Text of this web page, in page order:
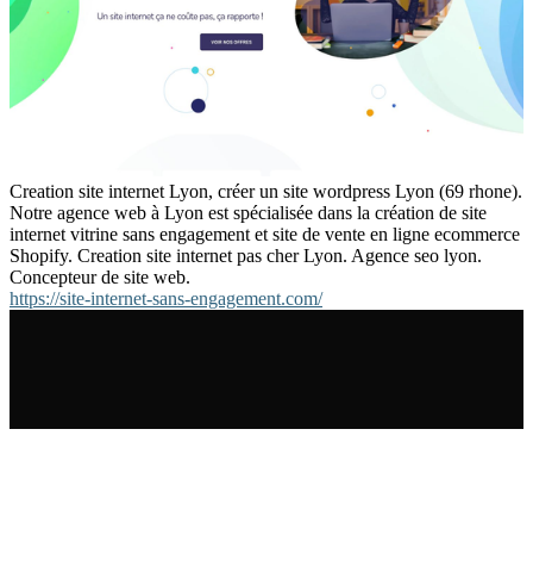
Creation site internet Lyon, créer un site wordpress Lyon (69 rhone).
Notre agence web à Lyon est spécialisée dans la création de site
internet vitrine sans engagement et site de vente en ligne ecommerce
Shopify. Creation site internet pas cher Lyon. Agence seo lyon.
Concepteur de site web.
https://site-internet-sans-engagement.com/